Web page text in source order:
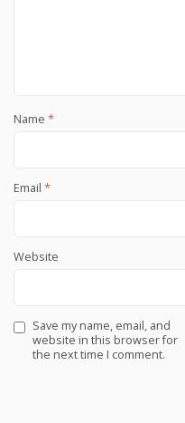
Name *
Email *
Website
Save my name, email, and
website in this browser for
the next time I comment.